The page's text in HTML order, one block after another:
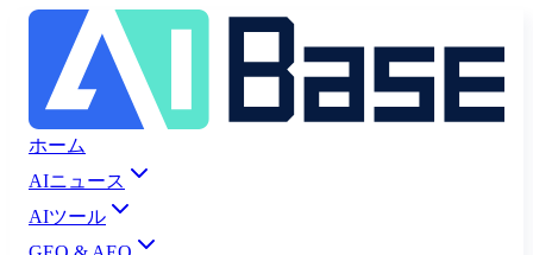
ホーム
AIニュース
AIツール